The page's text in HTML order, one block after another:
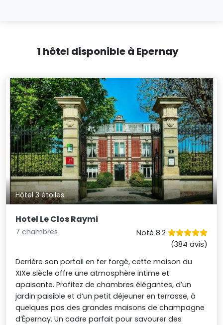
1 hôtel disponible à Epernay
Hôtel 3 étoiles
Hotel Le Clos Raymi
7 chambres
Noté 8.2
(384 avis)
Derrière son portail en fer forgé, cette maison du
XIXe siècle offre une atmosphère intime et
apaisante. Profitez de chambres élégantes, d’un
jardin paisible et d’un petit déjeuner en terrasse, à
quelques pas des grandes maisons de champagne
d’Épernay. Un cadre parfait pour savourer des